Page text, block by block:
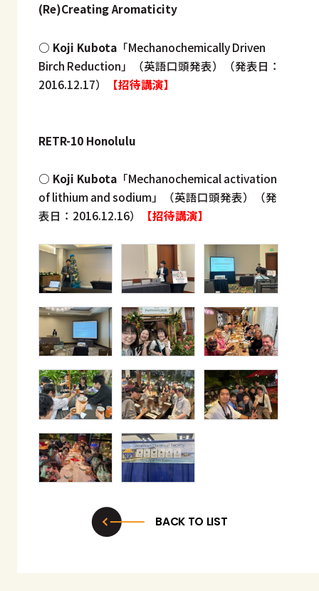
(Re)Creating Aromaticity
○ Koji Kubota「Mechanochemically Driven
Birch Reduction」（英語口頭発表）（発表日：
2016.12.17）
【招待講演】
RETR-10 Honolulu
○ Koji Kubota「Mechanochemical activation
of lithium and sodium」（英語口頭発表）（発
表日：2016.12.16）
【招待講演】
BACK TO LIST